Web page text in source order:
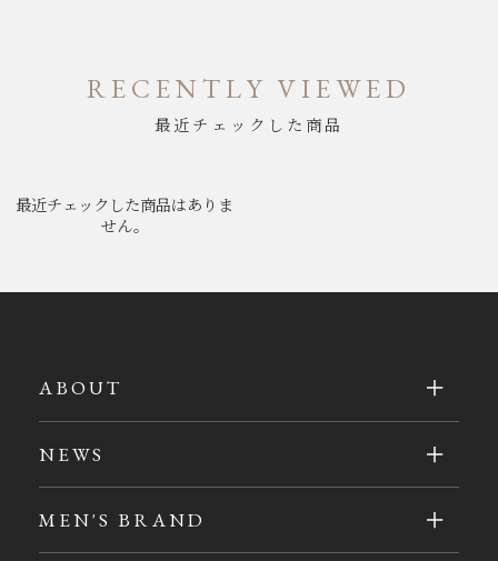
RECENTLY VIEWED
最近チェックした商品
最近チェックした商品はありま
せん。
ABOUT
NEWS
MEN'S BRAND